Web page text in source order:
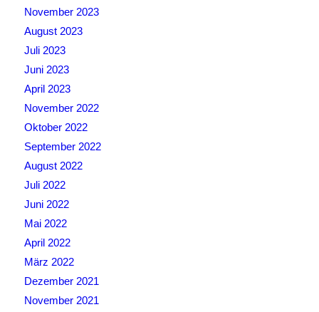
November 2023
August 2023
Juli 2023
Juni 2023
April 2023
November 2022
Oktober 2022
September 2022
August 2022
Juli 2022
Juni 2022
Mai 2022
April 2022
März 2022
Dezember 2021
November 2021